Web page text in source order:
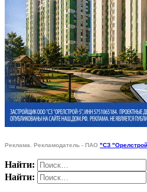
Реклама. Рекламодатель - ПАО "СЗ
Найти:
Найти: